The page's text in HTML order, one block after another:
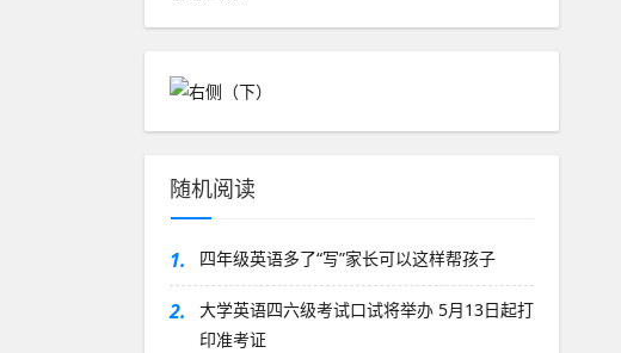
随机阅读
1. 四年级英语多了“写”家长可以这样帮孩子
2.
大学英语四六级考试口试将举办 5月13日起打
印准考证